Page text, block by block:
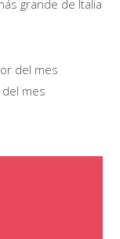
grande de Italia
mes